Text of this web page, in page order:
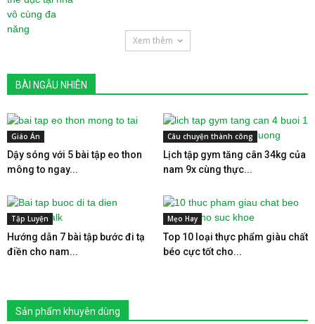
Xem thêm
BÀI NGẪU NHIÊN
Giáo Án
Dậy sóng với 5 bài tập eo thon
mông to ngay...
Câu chuyện thành công
Lịch tập gym tăng cân 34kg của
nam 9x cùng thực...
Tập Luyện
Hướng dẫn 7 bài tập bước đi tạ
điền cho nam...
Mẹo Hay
Top 10 loại thực phẩm giàu chất
béo cực tốt cho...
Sản phẩm khuyên dùng